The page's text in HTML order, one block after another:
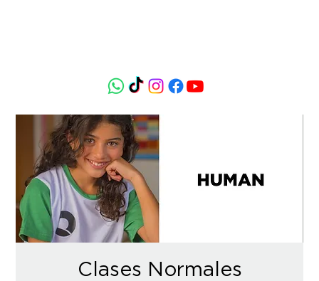
Clases Normales